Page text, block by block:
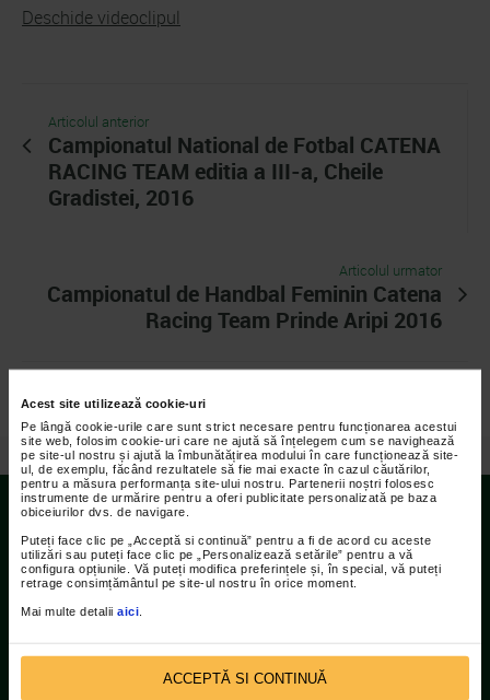
Acest site utilizează cookie-uri
Pe lângă cookie-urile care sunt strict necesare pentru funcționarea acestui
site web, folosim cookie-uri care ne ajută să înțelegem cum se navighează
pe site-ul nostru și ajută la îmbunătățirea modului în care funcționează site-
ul, de exemplu, făcând rezultatele să fie mai exacte în cazul căutărilor,
pentru a măsura performanța site-ului nostru. Partenerii noștri folosesc
instrumente de urmărire pentru a oferi publicitate personalizată pe baza
obiceiurilor dvs. de navigare.
Puteți face clic pe „Acceptă si continuă” pentru a fi de acord cu aceste
utilizări sau puteți face clic pe „Personalizează setările” pentru a vă
configura opțiunile. Vă puteți modifica preferințele și, în special, vă puteți
retrage consimțământul pe site-ul nostru în orice moment.
Mai multe detalii aici
ACCEPTĂ SI CONTINUĂ
Deschide videoclipul
Articolul anterior
Campionatul National de Fotbal CATENA
RACING TEAM editia a III-a, Cheile
Gradistei, 2016
Articolul urmator
Campionatul de Handbal Feminin Catena
Racing Team Prinde Aripi 2016
/ Video / Campionatul National de Fotbal CATENA RACING TEAM, editia a III-a, 2016
Contact
Adresa:
Str Islaz nr. 2 Sector 1 Bucuresti
Telefoane:
021.207.9136 / 021.207.9137